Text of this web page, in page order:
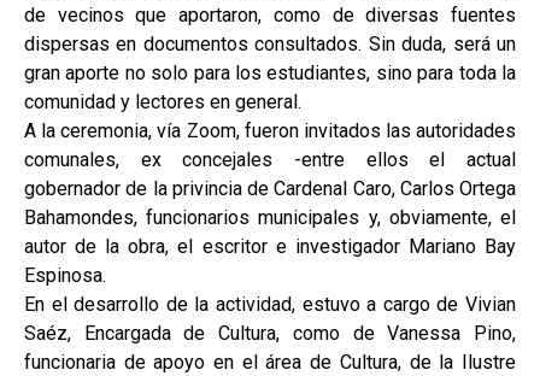
de vecinos que aportaron, como de diversas fuentes
dispersas en documentos consultados. Sin duda, será un
gran aporte no solo para los estudiantes, sino para toda la
comunidad y lectores en general.
A la ceremonia, vía Zoom, fueron invitados las autoridades
comunales, ex concejales -entre ellos el actual
gobernador de la privincia de Cardenal Caro, Carlos Ortega
Bahamondes, funcionarios municipales y, obviamente, el
autor de la obra, el escritor e investigador Mariano Bay
Espinosa.
En el desarrollo de la actividad, estuvo a cargo de Vivian
Saéz, Encargada de Cultura, como de Vanessa Pino,
funcionaria de apoyo en el área de Cultura, de la Ilustre